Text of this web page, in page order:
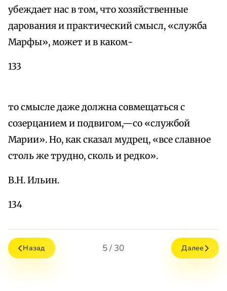
убеждает нас в том, что хозяйственные
дарования и практический смысл, «служба
Марфы», может и в каком-
133
то смысле даже должна совмещаться с
созерцанием и подвигом,—со «службой
Марии». Но, как сказал мудрец, «все славное
столь же трудно, сколь и редко».
В.Н. Ильин.
134
Назад 5 / 30 Далее